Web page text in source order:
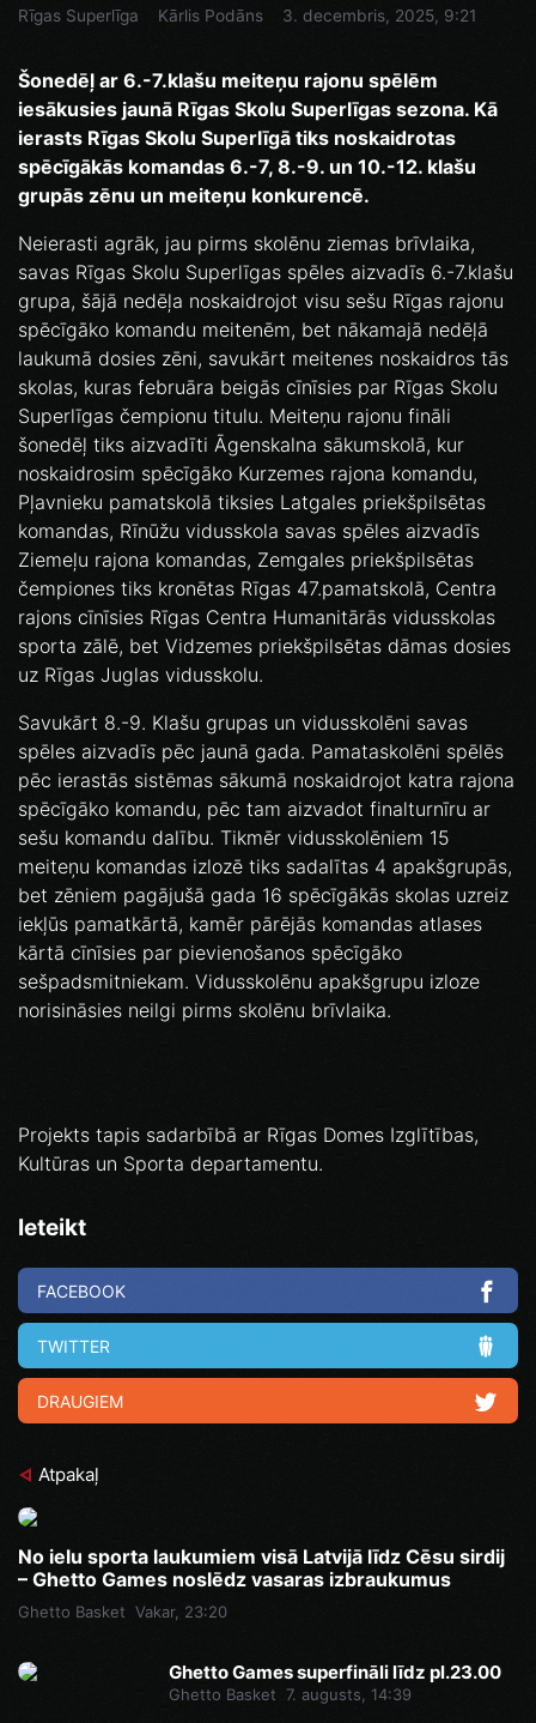
Rīgas Superlīga Kārlis Podāns 3. decembris, 2025, 9:21
Šonedēļ ar 6.-7.klašu meiteņu rajonu spēlēm
iesākusies jaunā Rīgas Skolu Superlīgas sezona. Kā
ierasts Rīgas Skolu Superlīgā tiks noskaidrotas
spēcīgākās komandas 6.-7, 8.-9. un 10.-12. klašu
grupās zēnu un meiteņu konkurencē.
Neierasti agrāk, jau pirms skolēnu ziemas brīvlaika,
savas Rīgas Skolu Superlīgas spēles aizvadīs 6.-7.klašu
grupa, šājā nedēļa noskaidrojot visu sešu Rīgas rajonu
spēcīgāko komandu meitenēm, bet nākamajā nedēļā
laukumā dosies zēni, savukārt meitenes noskaidros tās
skolas, kuras februāra beigās cīnīsies par Rīgas Skolu
Superlīgas čempionu titulu. Meiteņu rajonu fināli
šonedēļ tiks aizvadīti Āgenskalna sākumskolā, kur
noskaidrosim spēcīgāko Kurzemes rajona komandu,
Pļavnieku pamatskolā tiksies Latgales priekšpilsētas
komandas, Rīnūžu vidusskola savas spēles aizvadīs
Ziemeļu rajona komandas, Zemgales priekšpilsētas
čempiones tiks kronētas Rīgas 47.pamatskolā, Centra
rajons cīnīsies Rīgas Centra Humanitārās vidusskolas
sporta zālē, bet Vidzemes priekšpilsētas dāmas dosies
uz Rīgas Juglas vidusskolu.
Savukārt 8.-9. Klašu grupas un vidusskolēni savas
spēles aizvadīs pēc jaunā gada. Pamataskolēni spēlēs
pēc ierastās sistēmas sākumā noskaidrojot katra rajona
spēcīgāko komandu, pēc tam aizvadot finalturnīru ar
sešu komandu dalību. Tikmēr vidusskolēniem 15
meiteņu komandas izlozē tiks sadalītas 4 apakšgrupās,
bet zēniem pagājušā gada 16 spēcīgākās skolas uzreiz
iekļūs pamatkārtā, kamēr pārējās komandas atlases
kārtā cīnīsies par pievienošanos spēcīgāko
sešpadsmitniekam. Vidusskolēnu apakšgrupu izloze
norisināsies neilgi pirms skolēnu brīvlaika.
Projekts tapis sadarbībā ar Rīgas Domes Izglītības,
Kultūras un Sporta departamentu.
Ieteikt
FACEBOOK
TWITTER
DRAUGIEM
Atpakaļ
No ielu sporta laukumiem visā Latvijā līdz Cēsu sirdij
– Ghetto Games noslēdz vasaras izbraukumus
Ghetto Basket Vakar, 23:20
Ghetto Games superfināli līdz pl.23.00
Ghetto Basket 7. augusts, 14:39